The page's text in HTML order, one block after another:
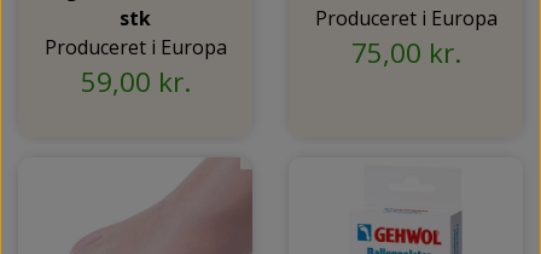
stk
Produceret i Europa
59,00 kr.
Produceret i Europa
75,00 kr.